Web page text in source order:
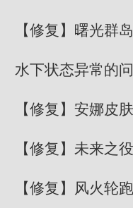
【修复】曙光群
水下状态异常的
【修复】安娜皮
【修复】未来之
【修复】风火轮